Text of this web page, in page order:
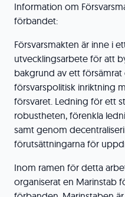
Information om
förbandet:
Försvarsmakten är inne i
utvecklingsarbete för att
bakgrund av ett
försvarspolitisk inriktning
försvaret. Ledning för ett
robustheten, förenkla
samt genom
förutsättningarna för
Inom ramen för detta
organiserat en Marinstab